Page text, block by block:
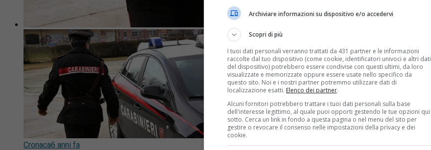
Cronaca6 anni fa
Archiviare informazioni su dispositivo e/o accedervi
Scopri di più
I tuoi dati personali verranno trattati da 431 partner e le informazioni
raccolte dal tuo dispositivo (come cookie, identificatori univoci e altri dati
del dispositivo) potrebbero essere condivise con questi ultimi, da loro
visualizzate e memorizzate oppure essere usate nello specifico da
questo sito. Noi e i nostri partner potremmo utilizzare dati di
localizzazione esatti. Elenco dei partner.
Alcuni fornitori potrebbero trattare i tuoi dati personali sulla base
dell'interesse legittimo, al quale puoi opporti gestendo le tue opzioni qui
sotto. Cerca un link in fondo a questa pagina o nel menu del sito per
gestire o revocare il consenso nelle impostazioni della privacy e dei
cookie.